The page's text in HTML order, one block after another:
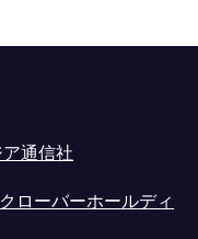
通信社
ローバーホールディ